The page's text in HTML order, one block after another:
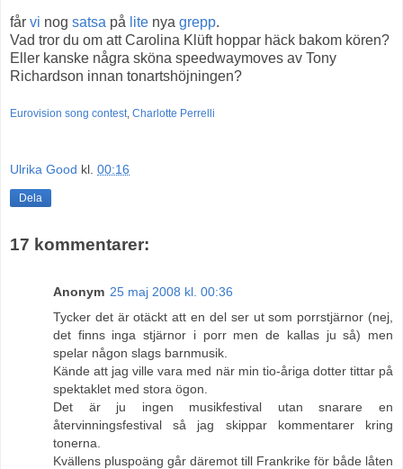
får vi nog satsa på lite nya grepp.
Vad tror du om att Carolina Klüft hoppar häck bakom kören?
Eller kanske några sköna speedwaymoves av Tony
Richardson innan tonartshöjningen?
Eurovision song contest, Charlotte Perrelli
Ulrika Good kl. 00:16
Dela
17 kommentarer:
Anonym 25 maj 2008 kl. 00:36
Tycker det är otäckt att en del ser ut som porrstjärnor (nej,
det finns inga stjärnor i porr men de kallas ju så) men
spelar någon slags barnmusik.
Kände att jag ville vara med när min tio-åriga dotter tittar på
spektaklet med stora ögon.
Det är ju ingen musikfestival utan snarare en
återvinningsfestival så jag skippar kommentarer kring
tonerna.
Kvällens pluspoäng går däremot till Frankrike för både låten